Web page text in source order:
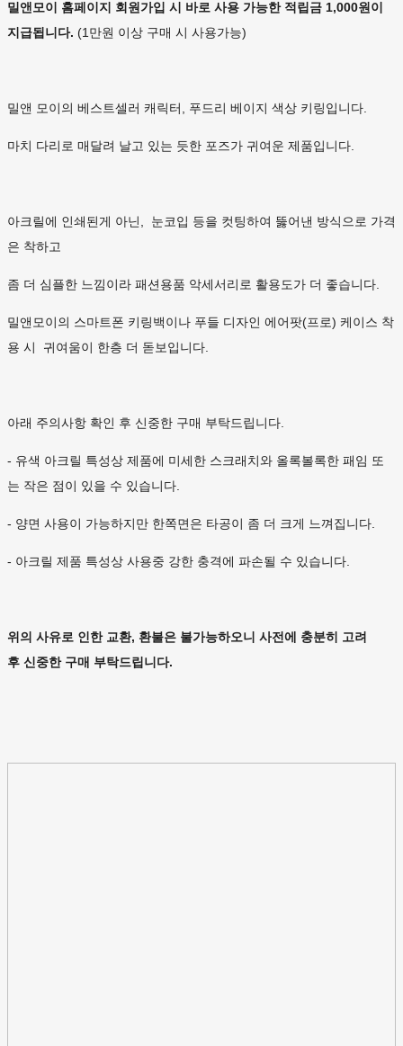
밀앤모이 홈페이지 회원가입 시 바로 사용 가능한 적립금 1,000원이
지급됩니다. (1만원 이상 구매 시 사용가능)
밀앤 모이의 베스트셀러 캐릭터, 푸드리 베이지 색상 키링입니다.
마치 다리로 매달려 날고 있는 듯한 포즈가 귀여운 제품입니다.
아크릴에 인쇄된게 아닌, 눈코입 등을 컷팅하여 뚫어낸 방식으로 가격
은 착하고
좀 더 심플한 느낌이라 패션용품 악세서리로 활용도가 더 좋습니다.
밀앤모이의 스마트폰 키링백이나 푸들 디자인 에어팟(프로) 케이스 착
용 시 귀여움이 한층 더 돋보입니다.
아래 주의사항 확인 후 신중한 구매 부탁드립니다.
- 유색 아크릴 특성상 제품에 미세한 스크래치와 올록볼록한 패임 또
는 작은 점이 있을 수 있습니다.
- 양면 사용이 가능하지만 한쪽면은 타공이 좀 더 크게 느껴집니다.
- 아크릴 제품 특성상 사용중 강한 충격에 파손될 수 있습니다.
위의 사유로 인한 교환, 환불은 불가능하오니 사전에 충분히 고려
후 신중한 구매 부탁드립니다.